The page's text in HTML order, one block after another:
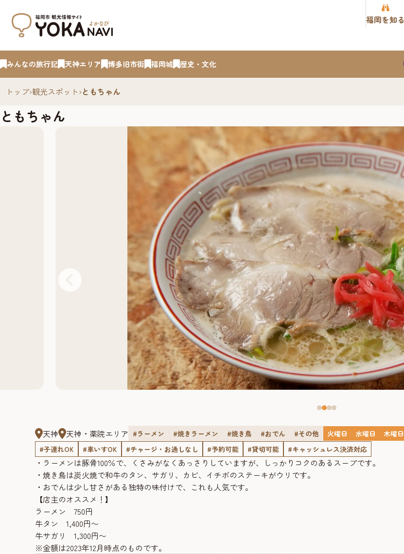
福岡を知る
みんなの旅行記 天神エリア 博多旧市街 福岡城 歴史・文化
トップ›観光スポット›ともちゃん
ともちゃん
天神 天神・薬院エリア #ラーメン #焼きラーメン #焼き鳥 #おでん #その他 火曜日 水曜日 木曜日
#子連れOK
#車いすOK #チャージ・お通しなし #予約可能 #貸切可能 #キャッシュレス決済対応
・ラーメンは豚骨100％で、くさみがなくあっさりしていますが、しっかりコクのあるスープです。
・焼き鳥は炭火焼で和牛のタン、サガリ、カビ、イチボのステーキがウリです。
・おでんは少し甘さがある独特の味付けで、これも人気です。
【店主のオススメ！】
ラーメン 750円
牛タン 1,400円〜
牛サガリ 1,300円〜
※金額は2023年12月時点のものです。